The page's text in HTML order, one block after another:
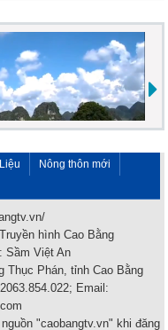
Nông thôn mới
hình Cao Bằng
Sầm Việt An
Phán, tỉnh Cao Bằng
Email:
"caobangtv.vn" khi đăng